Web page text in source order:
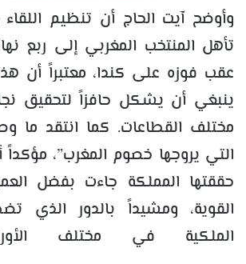
وأوضح آيت الحاج أن تنظيم
تأهل المنتخب المغربي إلى ربع
عقب فوزه على كندا، معتبراً أن هذا
ينبغي أن يشكل حافزاً لتحقيق
مختلف القطاعات. كما انتقد ما
التي يروجها خصوم المغرب”، مؤكداً
حققتها المملكة جاءت بفضل
القوية، ومشيداً بالدور الذي
الملكية في مختلف